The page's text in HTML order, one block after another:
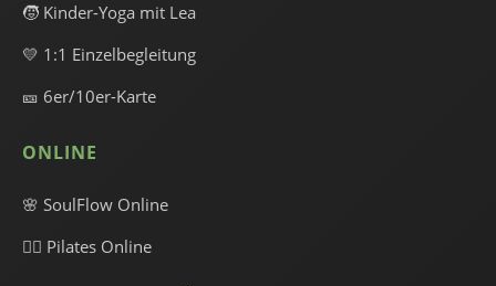
🧒 Kinder-Yoga mit Lea
💛 1:1 Einzelbegleitung
🎫 6er/10er-Karte
ONLINE
🌸 SoulFlow Online
🧘‍♀️ Pilates Online